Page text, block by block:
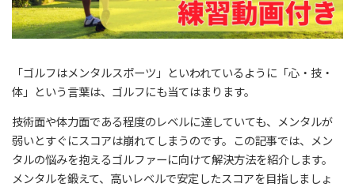
「ゴルフはメンタルスポーツ」といわれているように「心・技・
体」という言葉は、ゴルフにも当てはまります。
技術面や体力面である程度のレベルに達していても、メンタルが
弱いとすぐにスコアは崩れてしまうのです。この記事では、メン
タルの悩みを抱えるゴルファーに向けて解決方法を紹介します。
メンタルを鍛えて、高いレベルで安定したスコアを目指しましょ